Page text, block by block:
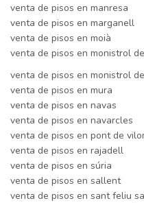
venta de pisos en manresa
venta de pisos en marganell
venta de pisos en moià
venta de pisos en monistrol
venta de pisos en monistrol
venta de pisos en mura
venta de pisos en navas
venta de pisos en navarcles
venta de pisos en pont de
venta de pisos en rajadell
venta de pisos en súria
venta de pisos en sallent
venta de pisos en sant feliu